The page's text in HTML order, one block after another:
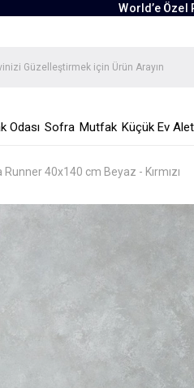
World’e Özel
Odası Sofra Mutfak Küçük Ev
Runner 40x140 cm Beyaz - Kırmızı